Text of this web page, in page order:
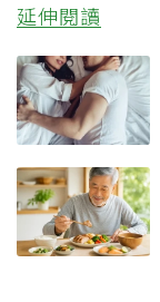
延伸閱讀